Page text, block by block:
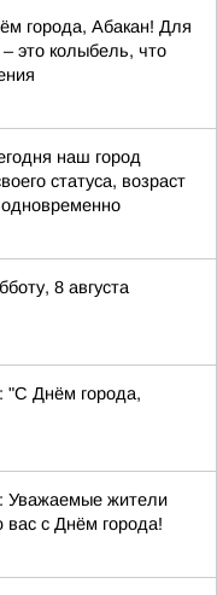
города, Абакан! Для
это колыбель, что
наш город
статуса, возраст
8 августа
"С Днём города,
Уважаемые жители
с Днём города!